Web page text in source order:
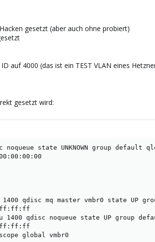
gesetzt (aber auch ohne probiert)
auf 4000 (das ist ein TEST VLAN eines
gesetzt wird:
noqueue state UNKNOWN group default
mtu 1400 qdisc mq master vmbr0 state UP
mtu 1400 qdisc noqueue state UP group
global vmbr0